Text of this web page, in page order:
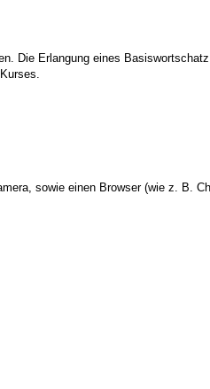
Die Erlangung eines
sowie einen Browser (wie z. B.